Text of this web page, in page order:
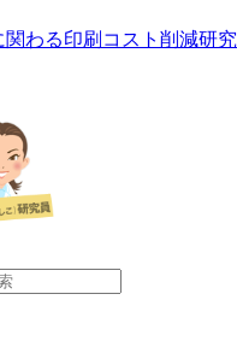
関わる印刷コスト削減研究